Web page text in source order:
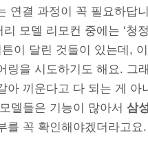
연결 과정이 꼭 필요하답
리 모델 리모컨 중에는 ‘청
튼이 달린 것들이 있는데,
링을 시도하기도 해요. 그
아 끼운다고 다 되는 게 아
델들은 기능이 많아서 삼
를 꼭 확인해야겠더라고요.